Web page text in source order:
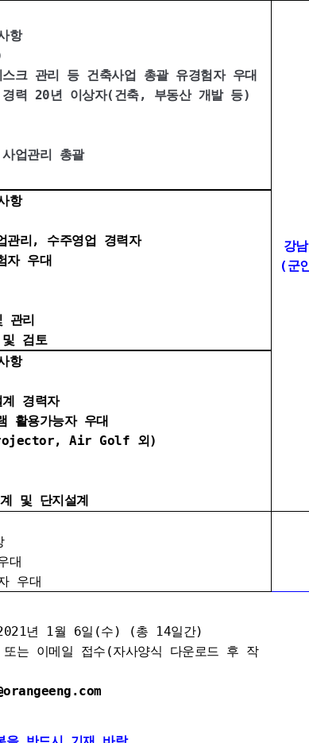
항
관리 등 건축사업 총괄 유경험자 우대
20년 이상자(건축, 부동산 개발 등)
관리 총괄
강
(군
항
, 수주영업 경력자
우대
리
검토
항
경력자
용가능자 우대
Air Golf 외)
단지설계
대
우대
년 1월 6일(수) (총 14일간)
또는 이메일 접수(자사양식 다운로드 후 작